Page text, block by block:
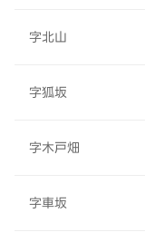
字北山
字狐坂
字木戸畑
字車坂